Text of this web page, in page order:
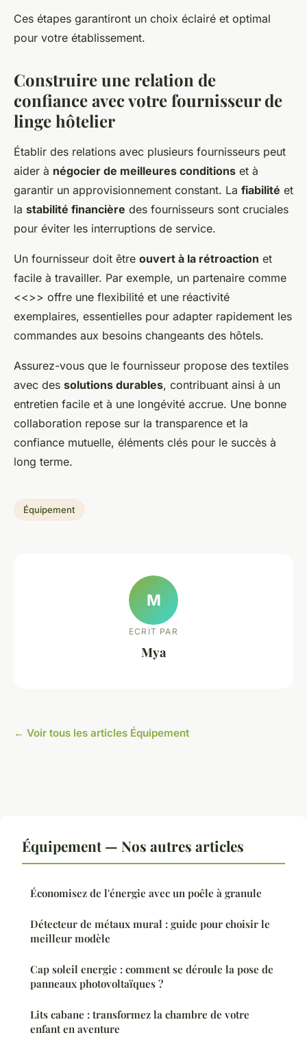
Ces étapes garantiront un choix éclairé et optimal
pour votre établissement.
Construire une relation de
confiance avec votre fournisseur de
linge hôtelier
Établir des relations avec plusieurs fournisseurs peut
aider à négocier de meilleures conditions et à
garantir un approvisionnement constant. La fiabilité et
la stabilité financière des fournisseurs sont cruciales
pour éviter les interruptions de service.
Un fournisseur doit être ouvert à la rétroaction et
facile à travailler. Par exemple, un partenaire comme
<<>> offre une flexibilité et une réactivité
exemplaires, essentielles pour adapter rapidement les
commandes aux besoins changeants des hôtels.
Assurez-vous que le fournisseur propose des textiles
avec des solutions durables, contribuant ainsi à un
entretien facile et à une longévité accrue. Une bonne
collaboration repose sur la transparence et la
confiance mutuelle, éléments clés pour le succès à
long terme.
Équipement
M
ECRIT PAR
Mya
← Voir tous les articles Équipement
Équipement — Nos autres articles
Économisez de l'énergie avec un poêle à granule
Détecteur de métaux mural : guide pour choisir le
meilleur modèle
Cap soleil energie : comment se déroule la pose de
panneaux photovoltaïques ?
Lits cabane : transformez la chambre de votre
enfant en aventure